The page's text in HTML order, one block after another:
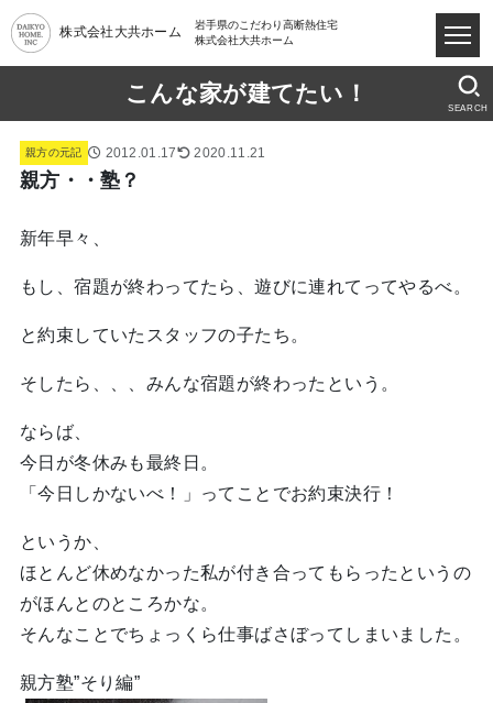
株式会社大共ホーム
岩手県のこだわり高断熱住宅
株式会社大共ホーム
こんな家が建てたい！
SEARCH
親方の元記 2012.01.17 2020.11.21
親方・・塾？
新年早々、
もし、宿題が終わってたら、遊びに連れてってやるべ。
と約束していたスタッフの子たち。
そしたら、、、みんな宿題が終わったという。
ならば、
今日が冬休みも最終日。
「今日しかないべ！」ってことでお約束決行！
というか、
ほとんど休めなかった私が付き合ってもらったというの
がほんとのところかな。
そんなことでちょっくら仕事ばさぼってしまいました。
親方塾”そり編”